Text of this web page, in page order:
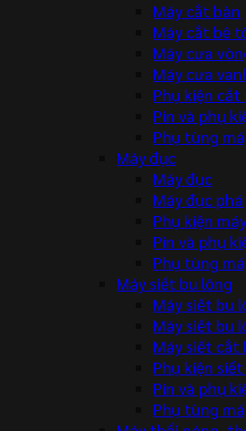
Máy cắt bàn
Máy cắt bê
Máy cưa
Máy cưa
Phụ kiện cắt
Pin và phụ
Phụ tùng
Máy đục
Máy đục
Máy đục phá
Phụ kiện
Pin và phụ
Phụ tùng
Máy siết bu lông
Máy siết bu
Máy siết bu
Máy siết cắt
Phụ kiện
Pin và phụ
Phụ tùng